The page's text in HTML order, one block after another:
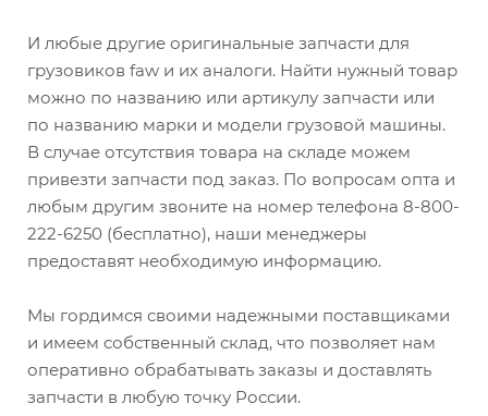
И любые другие оригинальные запчасти для
грузовиков faw и их аналоги. Найти нужный товар
можно по названию или артикулу запчасти или
по названию марки и модели грузовой машины.
В случае отсутствия товара на складе можем
привезти запчасти под заказ. По вопросам опта и
любым другим звоните на номер телефона 8-800-
222-6250 (бесплатно), наши менеджеры
предоставят необходимую информацию.
Мы гордимся своими надежными поставщиками
и имеем собственный склад, что позволяет нам
оперативно обрабатывать заказы и доставлять
запчасти в любую точку России.